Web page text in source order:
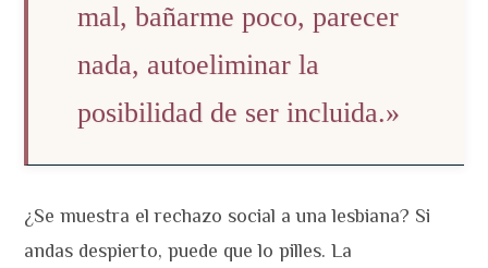
mal, bañarme poco, parecer
nada, autoeliminar la
posibilidad de ser incluida.»
¿Se muestra el rechazo social a una lesbiana? Si
andas despierto, puede que lo pilles. La